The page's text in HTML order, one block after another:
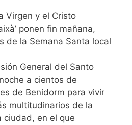
Virgen y el Cristo
ponen fin mañana,
de la Semana Santa local
General del Santo
a cientos de
de Benidorm para vivir
multitudinarios de la
ciudad, en el que